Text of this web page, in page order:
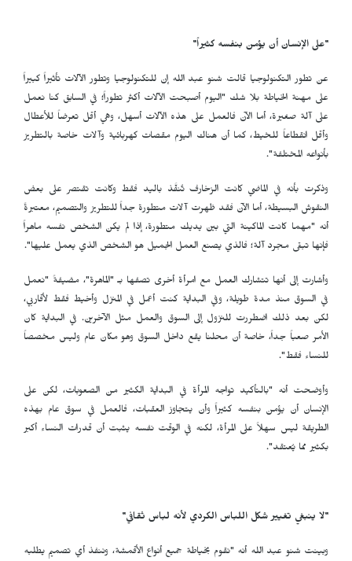
"على الإنسان أن يؤمن بنفسه كثيراً"
عن تطور التكنولوجيا قالت شنو عبد الله إن للتكنولوجيا وتطور الآلات تأثيراً كبيراً
على مهنة الخياطة بلا شك "اليوم أصبحت الآلات أكثر تطوراً؛ في السابق كنا نعمل
على آلة صغيرة، أما الآن فالعمل على هذه الآلات أسهل، وهي أقل تعرضاً للأعطال
وأقل انقطاعاً للخيط، كما أن هناك اليوم مقصات كهربائية وآلات خاصة بالتطريز
بأنواعه المختلفة".
وذكرت بأنه في الماضي كانت الزخارف تُنفَّذ باليد فقط وكانت تقتصر على بعض
النقوش البسيطة، أما الآن فقد ظهرت آلات متطورة جداً للتطريز والتصميم، معتبرةً
أنه "مهما كانت الماكينة التي بين يديك متطورة، إذا لم يكن الشخص نفسه ماهراً
فإنها تبقى مجرد آلة؛ فالذي يصنع العمل الجميل هو الشخص الذي يعمل عليها".
وأشارت إلى أنها تتشارك العمل مع امرأة أخرى تصفها بـ "الماهرة"، مضيفةً "نعمل
في السوق منذ مدة طويلة، وفي البداية كنت أعمل في المنزل وأخيط فقط لأقاربي،
لكن بعد ذلك اضطررت للنزول إلى السوق والعمل مثل الآخرين. في البداية كان
الأمر صعباً جداً، خاصة أن محلنا يقع داخل السوق وهو مكان عام وليس مخصصاً
للنساء فقط".
وأوضحت أنه "بالتأكيد تواجه المرأة في البداية الكثير من الصعوبات، لكن على
الإنسان أن يؤمن بنفسه كثيراً وأن يتجاوز العقبات، فالعمل في سوق عام بهذه
الطريقة ليس سهلاً على المرأة، لكنه في الوقت نفسه يثبت أن قدرات النساء أكبر
بكثير مما يُعتقد".
"لا ينبغي تغيير شكل اللباس الكردي لأنه لباس ثقافي"
وبينت شنو عبد الله أنه "نقوم بخياطة جميع أنواع الأقمشة، وننفذ أي تصميم يطلبه